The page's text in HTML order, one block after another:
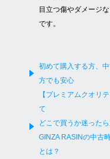
大阪
GINZA RASIN公式ブログ
買
目立つ傷やダメージ
です。
初めて購入する方、
方でも安心
【プレミアムクオリ
て
どこで買うか迷ったら
GINZA RASINの中古
とは？